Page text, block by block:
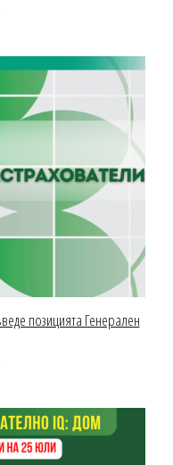
позицията Генерален